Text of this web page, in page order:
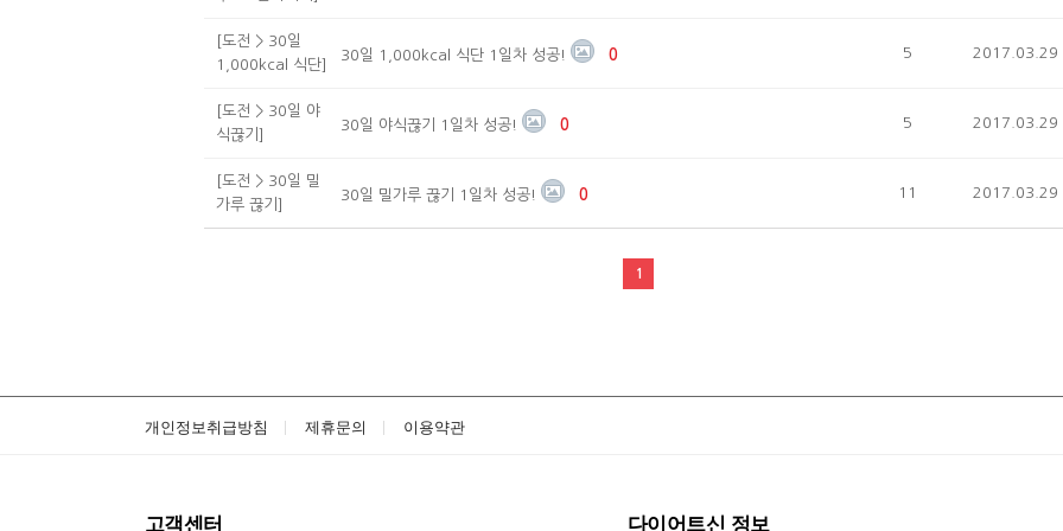
[도전 > 30일
1,000kcal 식단]
30일 1,000kcal 식단 1일차 성공! 0 5 2017.03.29
[도전 > 30일 야
식끊기]
30일 야식끊기 1일차 성공! 0 5 2017.03.29
[도전 > 30일 밀
가루 끊기]
30일 밀가루 끊기 1일차 성공! 0 11 2017.03.29
1
개인정보취급방침 제휴문의 이용약관
고객센터 다이어트신 정보